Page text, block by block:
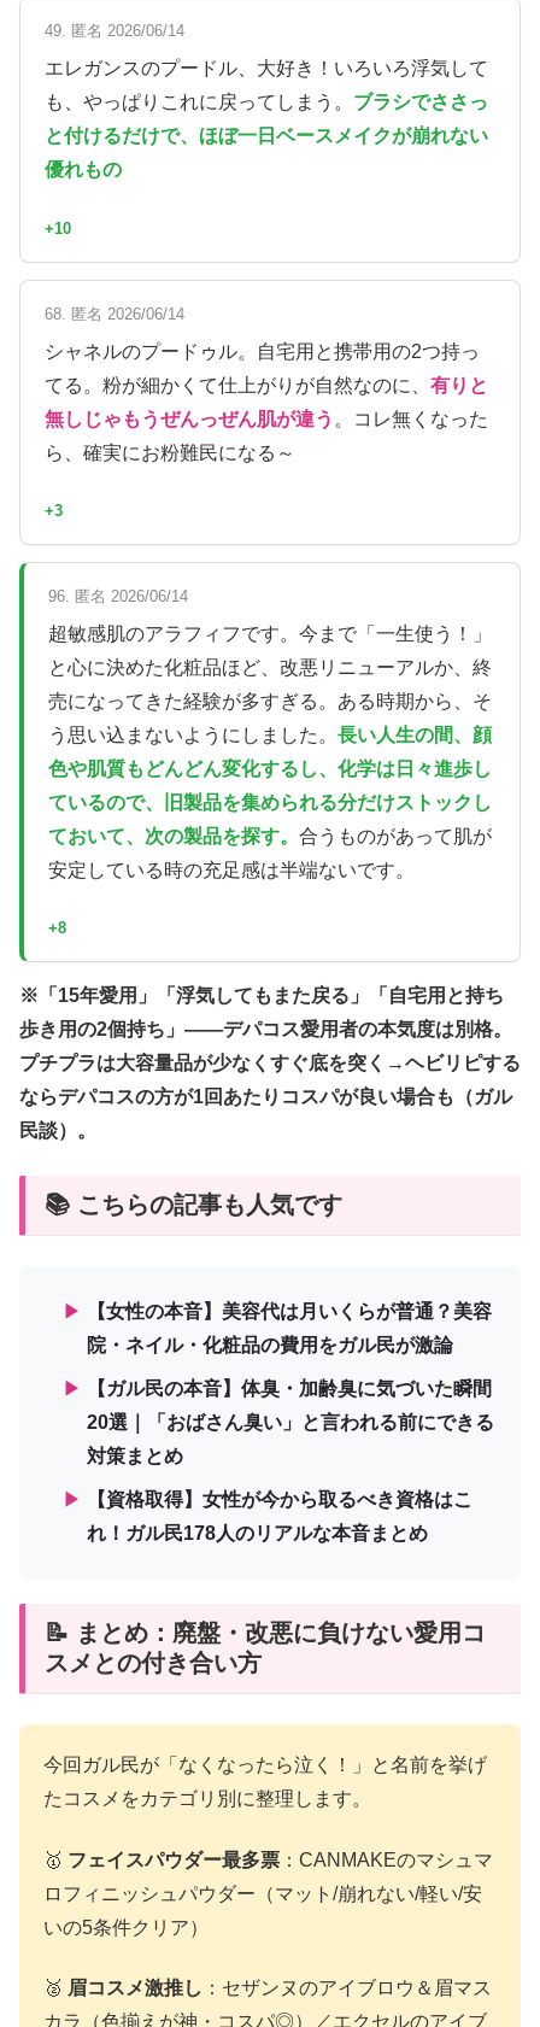
49. 匿名 2026/06/14
エレガンスのプードル、大好き！いろいろ浮気して
も、やっぱりこれに戻ってしまう。 ブラシでささっ
と付けるだけで、ほぼ一日ベースメイクが崩れない
優れもの
+10
68. 匿名 2026/06/14
シャネルのプードゥル。自宅用と携帯用の2つ持っ
てる。粉が細かくて仕上がりが自然なのに、 有りと
無しじゃもうぜんっぜん肌が違う 。コレ無くなった
ら、確実にお粉難民になる～
+3
96. 匿名 2026/06/14
超敏感肌のアラフィフです。今まで「一生使う！」
と心に決めた化粧品ほど、改悪リニューアルか、終
売になってきた経験が多すぎる。ある時期から、そ
う思い込まないようにしました。 長い人生の間、顔
色や肌質もどんどん変化するし、化学は日々進歩し
ているので、旧製品を集められる分だけストックし
ておいて、次の製品を探す。 合うものがあって肌が
安定している時の充足感は半端ないです。
+8
※「15年愛用」「浮気してもまた戻る」「自宅用と持ち
歩き用の2個持ち」——デパコス愛用者の本気度は別格。
プチプラは大容量品が少なくすぐ底を突く→ヘビリピする
ならデパコスの方が1回あたりコスパが良い場合も（ガル
民談）。
📚 こちらの記事も人気です
▶
【女性の本音】美容代は月いくらが普通？美容
院・ネイル・化粧品の費用をガル民が激論
▶
【ガル民の本音】体臭・加齢臭に気づいた瞬間
20選｜「おばさん臭い」と言われる前にできる
対策まとめ
▶
【資格取得】女性が今から取るべき資格はこ
れ！ガル民178人のリアルな本音まとめ
📝 まとめ：廃盤・改悪に負けない愛用コ
スメとの付き合い方
今回ガル民が「なくなったら泣く！」と名前を挙げ
たコスメをカテゴリ別に整理します。
🥇 フェイスパウダー最多票 ：CANMAKEのマシュマ
ロフィニッシュパウダー（マット/崩れない/軽い/安
いの5条件クリア）
🥈 眉コスメ激推し ：セザンヌのアイブロウ＆眉マス
カラ（色揃えが神・コスパ◎）／エクセルのアイブ